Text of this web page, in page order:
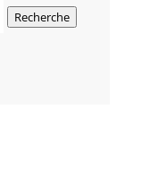
Recherche